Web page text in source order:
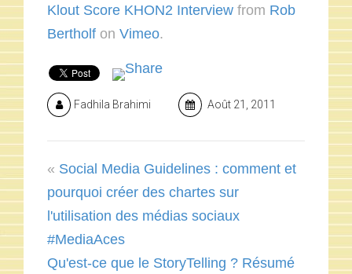
Klout Score KHON2 Interview from Rob
Bertholf on Vimeo.
Fadhila Brahimi Août 21, 2011
« Social Media Guidelines : comment et
pourquoi créer des chartes sur
l'utilisation des médias sociaux
#MediaAces
Qu'est-ce que le StoryTelling ? Résumé